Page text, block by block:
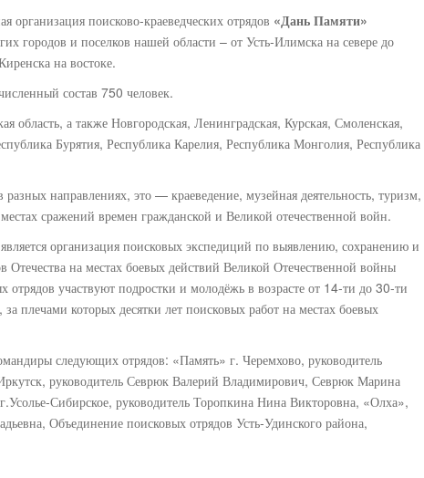
организация поисково-краеведческих отрядов «Дань Памяти»
городов и поселков нашей области – от Усть-Илимска на севере до
на востоке.
состав 750 человек.
область, а также Новгородская, Ленинградская, Курская, Смоленская,
Бурятия, Республика Карелия, Республика Монголия, Республика
направлениях, это — краеведение, музейная деятельность, туризм,
сражений времен гражданской и Великой отечественной войн.
организация поисковых экспедиций по выявлению, сохранению и
на местах боевых действий Великой Отечественной войны
участвуют подростки и молодёжь в возрасте от 14-ти до 30-ти
плечами которых десятки лет поисковых работ на местах боевых
следующих отрядов: «Память» г. Черемхово, руководитель
руководитель Севрюк Валерий Владимирович, Севрюк Марина
Сибирское, руководитель Торопкина Нина Викторовна, «Олха»,
Объединение поисковых отрядов Усть-Удинского района,